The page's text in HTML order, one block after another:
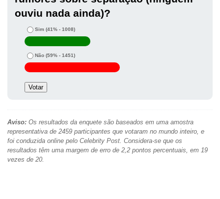
ouviu nada ainda)?
Sim (41% - 1008)
Não (59% - 1451)
Aviso: Os resultados da enquete são baseados em uma amostra
representativa de 2459 participantes que votaram no mundo inteiro, e
foi conduzida online pelo Celebrity Post. Considera-se que os
resultados têm uma margem de erro de 2,2 pontos percentuais, em 19
vezes de 20.